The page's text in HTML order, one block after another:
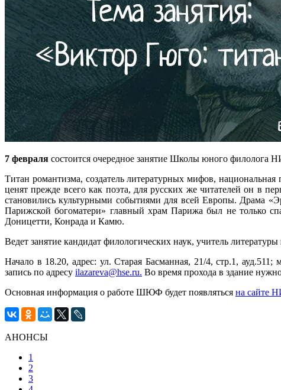
7 февраля состоится очередное занятие Школы юного филолога
Титан романтизма, создатель литературных мифов,
ценят прежде всего как поэта, для русских же читателей он
становились культурными событиями для всей Европы. Драма
Парижской богоматери» главный храм Парижа был не только
Доницетти, Конрада и Камю.
Ведет занятие кандидат филологических наук, учитель
Начало в 18.20, адрес: ул. Старая Басманная, 21/4, стр.1,
запись по адресу ilazareva@hse.ru. Во время прохода в здание
Основная информация о работе ШЮФ будет появляться на сайте
АНОНСЫ
1
2
3